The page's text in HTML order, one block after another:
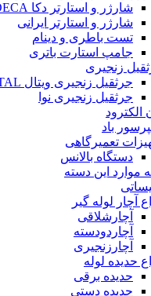
شارژر و استارتر دکا DECA
شارژر و استارتر ایرانی
تست باطری و دینام
جامپ استارت باتری
زنجیری
جرثقیل زنجیری ویتال VITAL
جرثقیل زنجیری نوا
الکترود
باد
تعمیرگاهی
دستگاه بالانس
موارد این دسته
آچار لوله گیر
آچارشلاقی
آچاردودسته
آچارزنجیری
حدیده لوله
حدیده برقی
حدیده دستی